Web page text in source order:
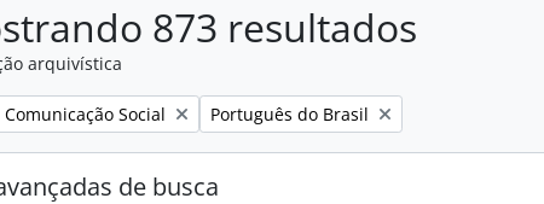
873 resultados
arquivística
Social Remover filtro:
Português do Brasil
de busca